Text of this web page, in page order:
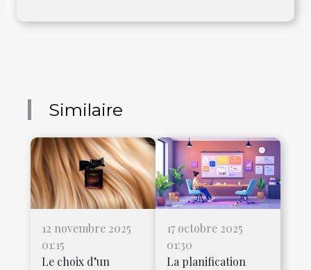
Similaire
12 novembre 2025
01:15
Le choix d’un
17 octobre 2025
01:30
La planification